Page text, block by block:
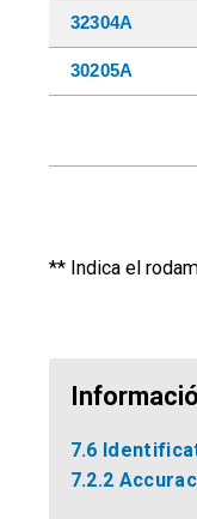
32304A
30205A
** Indica el
7.6
7.2.2